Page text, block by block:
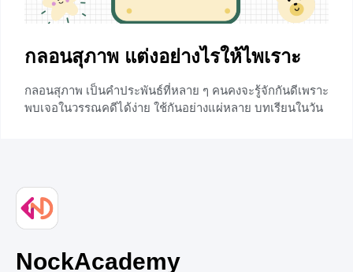
เขียนเป็นเรื่องเกี่ยวกับความรักและสะท้อนสังคม
กลอนสุภาพ แต่งอย่างไรให้ไพเราะ
กลอนสุภาพ เป็นคำประพันธ์ที่หลาย ๆ คนคงจะรู้จักกันดีเพราะ
พบเจอในวรรณคดีได้ง่าย ใช้กันอย่างแผ่หลาย บทเรียนในวัน
สุภาพ เป็นกลอนประเภทหนึ่งที่เรียบเรียงเข้าเป็นคณะ ใช้
ถ้อยคำและทำนองเรียบ ๆ
NockAcademy